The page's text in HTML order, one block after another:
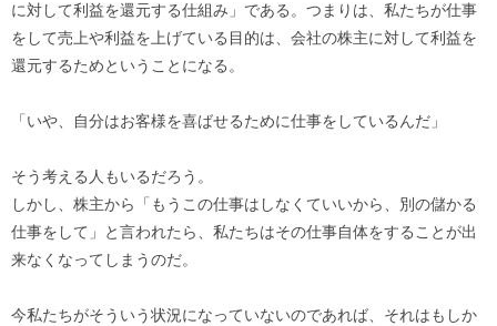
に対して利益を還元する仕組み」である。つまりは、私たちが仕事
をして売上や利益を上げている目的は、会社の株主に対して利益を
還元するためということになる。
「いや、自分はお客様を喜ばせるために仕事をしているんだ」
そう考える人もいるだろう。
しかし、株主から「もうこの仕事はしなくていいから、別の儲かる
仕事をして」と言われたら、私たちはその仕事自体をすることが出
来なくなってしまうのだ。
今私たちがそういう状況になっていないのであれば、それはもしか